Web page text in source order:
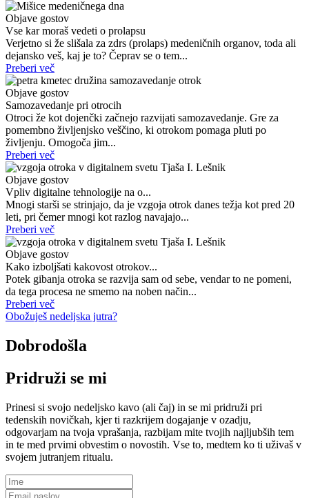
Objave gostov
Vse kar moraš vedeti o prolapsu
Verjetno si že slišala za zdrs (prolaps) medeničnih organov, toda ali
dejansko veš, kaj je to? Čeprav se o tem...
Preberi več
Objave gostov
Samozavedanje pri otrocih
Otroci že kot dojenčki začnejo razvijati samozavedanje. Gre za
pomembno življenjsko veščino, ki otrokom pomaga pluti po
življenju. Omogoča jim...
Preberi več
Objave gostov
Vpliv digitalne tehnologije na o...
Mnogi starši se strinjajo, da je vzgoja otrok danes težja kot pred 20
leti, pri čemer mnogi kot razlog navajajo...
Preberi več
Objave gostov
Kako izboljšati kakovost otrokov...
Potek gibanja otroka se razvija sam od sebe, vendar to ne pomeni,
da tega procesa ne smemo na noben način...
Preberi več
Obožuješ nedeljska jutra?
Dobrodošla
Pridruži se mi
Prinesi si svojo nedeljsko kavo (ali čaj) in se mi pridruži pri
tedenskih novičkah, kjer ti razkrijem dogajanje v ozadju,
odgovarjam na tvoja vprašanja, razbijam mite tvojih najljubših tem
in te med prvimi obvestim o novostih. Vse to, medtem ko ti uživaš v
svojem jutranjem ritualu.